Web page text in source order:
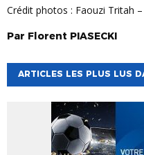
Crédit photos : Faouzi Tritah
Par Florent PIASECKI
ARTICLES LES PLUS LUS